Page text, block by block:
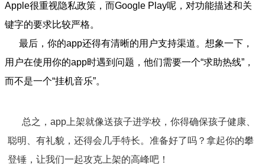
Apple很重视隐私政策，而Google Play呢，对功能描述和关
键字的要求比较严格。
最后，你的app还得有清晰的用户支持渠道。想象一下，
用户在使用你的app时遇到问题，他们需要一个“求助热线”，
而不是一个“挂机音乐”。
总之，app上架就像送孩子进学校，你得确保孩子健康、
聪明、有礼貌，还得会几手特长。准备好了吗？拿起你的攀
登锤，让我们一起攻克上架的高峰吧！